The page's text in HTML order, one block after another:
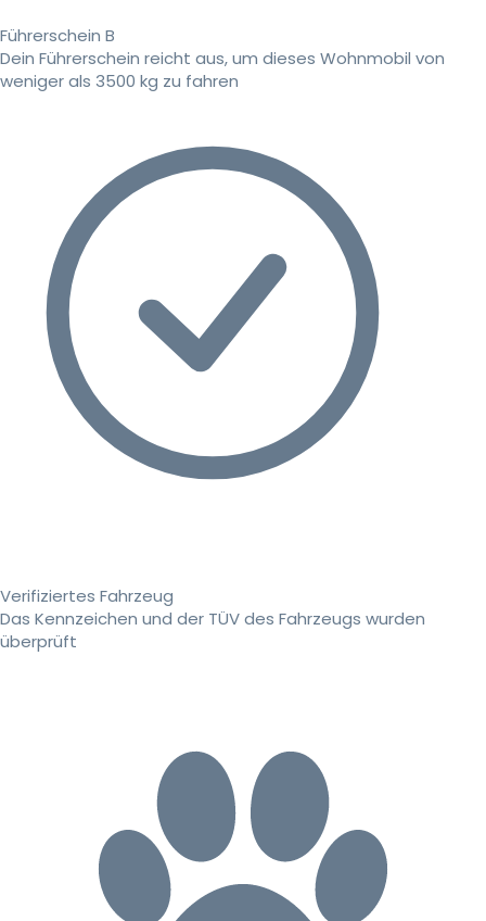
Führerschein B
Dein Führerschein reicht aus, um dieses Wohnmobil von
weniger als 3500 kg zu fahren
Verifiziertes Fahrzeug
Das Kennzeichen und der TÜV des Fahrzeugs wurden
überprüft